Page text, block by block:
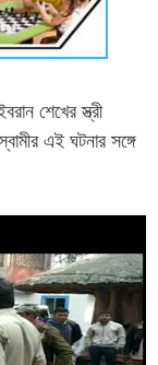
শেখের স্ত্রী
এই ঘটনার সঙ্গে